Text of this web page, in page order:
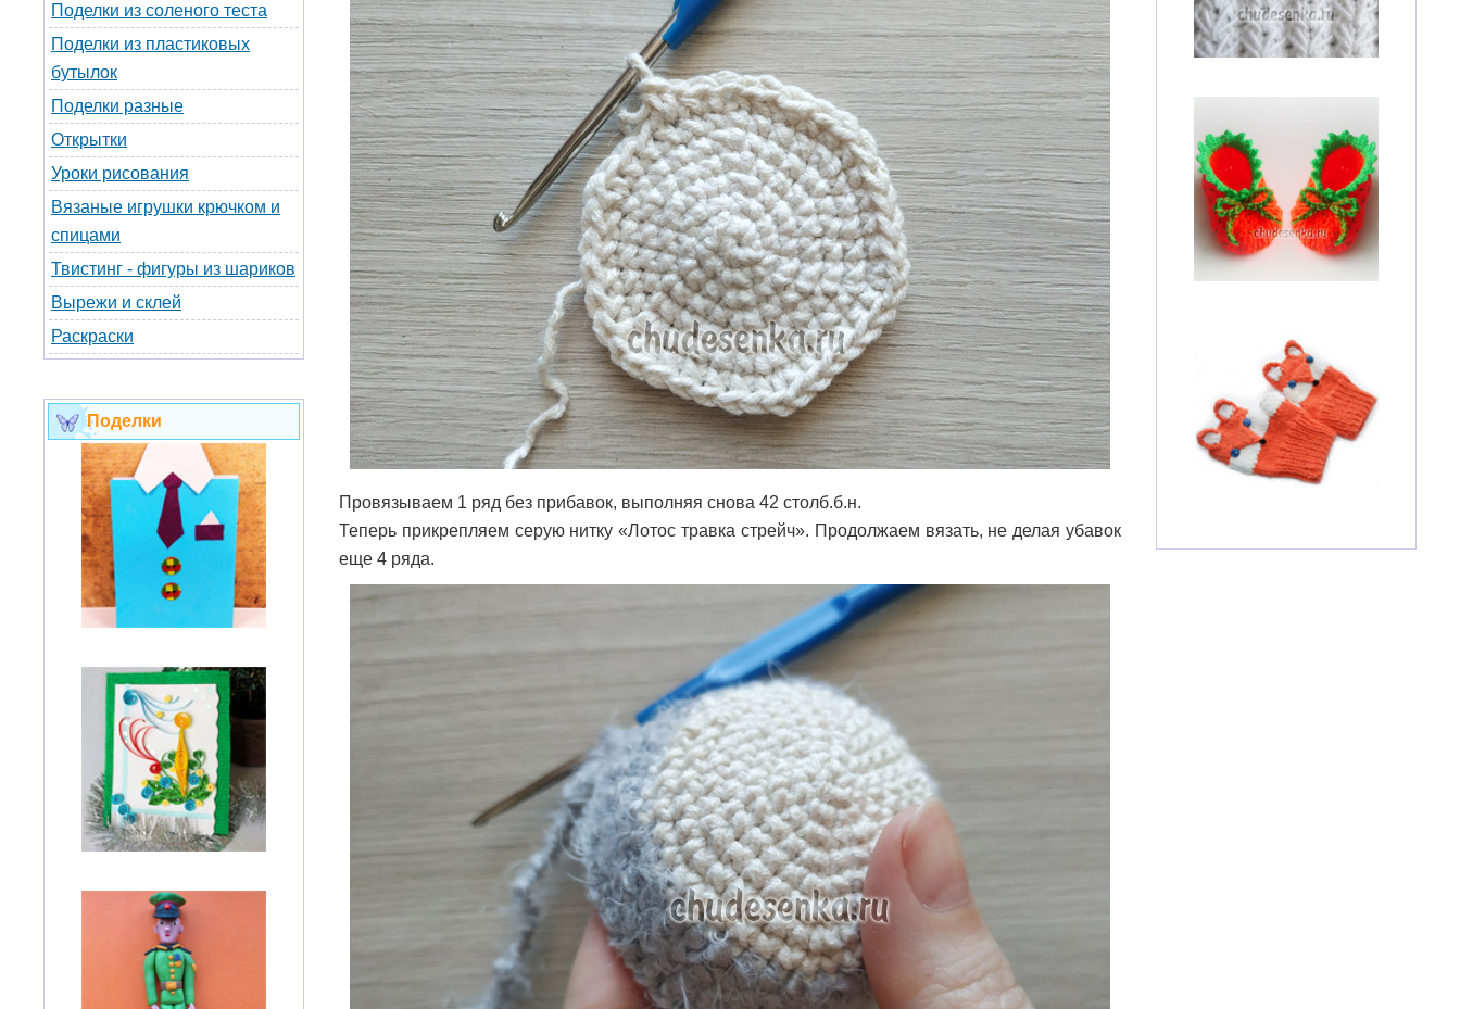
Поделки из соленого теста
Поделки из пластиковых
бутылок
Поделки разные
Открытки
Уроки рисования
Вязаные игрушки крючком и
спицами
Твистинг - фигуры из шариков
Вырежи и склей
Раскраски
Поделки
Провязываем 1 ряд без прибавок, выполняя снова 42 столб.б.н.
Теперь прикрепляем серую нитку «Лотос травка стрейч». Продолжаем вязать, не делая убавок
еще 4 ряда.